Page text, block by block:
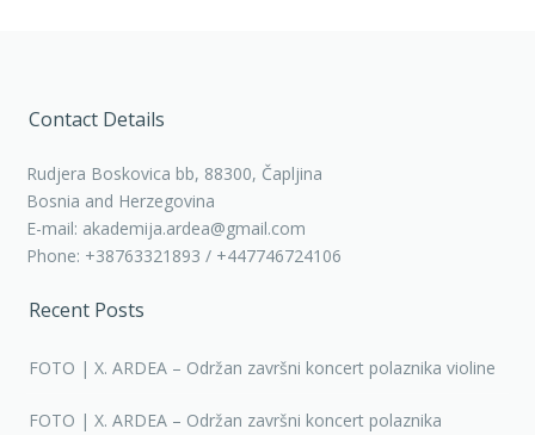
Contact Details
Rudjera Boskovica bb, 88300, Čapljina
Bosnia and Herzegovina
E-mail: akademija.ardea@gmail.com
Phone: +38763321893 / +447746724106
Recent Posts
FOTO | X. ARDEA – Održan završni koncert polaznika violine
FOTO | X. ARDEA – Održan završni koncert polaznika